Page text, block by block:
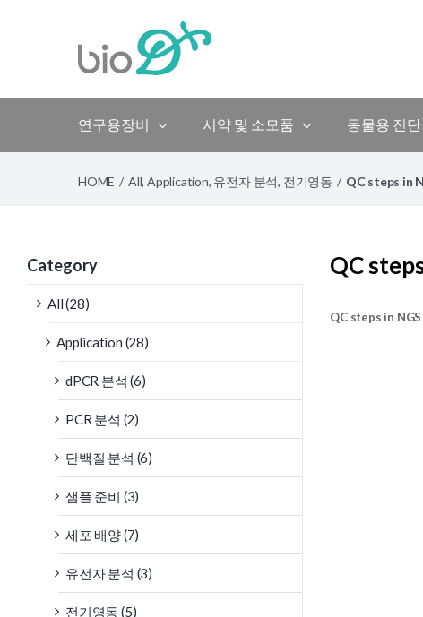
연구용장비 시약 및 소모품 동물용 진
HOME / All,Application, 유전자 분석, 전기영동 / QC steps in
QC
QC steps in
Category
All (28)
Application (28)
dPCR 분석 (6)
PCR 분석 (2)
단백질 분석 (6)
샘플 준비 (3)
세포 배양 (7)
유전자 분석 (3)
전기영동 (5)